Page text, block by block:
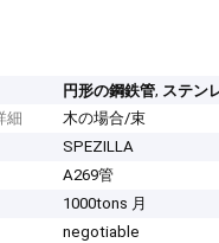
円形の鋼鉄管, ステン
細
木の場合/束
SPEZILLA
A269管
1000tons 月
negotiable